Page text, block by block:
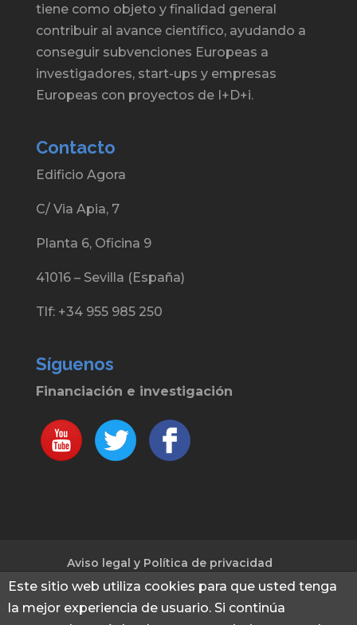
tiene como objeto y finalidad general
contribuir al avance científico, ayudando a
conseguir subvenciones Europeas a
investigadores, start-ups y empresas
Europeas con proyectos de I+D+i.
Contacto
Edificio Agora
C/ Via Apia, 7
Planta 6, Oficina 9
41016 – Sevilla (España)
Tlf: +34 955 985 250
Síguenos
Financiación e investigación
Aviso legal y Política de privacidad
Política de cookies
Este sitio web utiliza cookies para que usted tenga
la mejor experiencia de usuario. Si continúa